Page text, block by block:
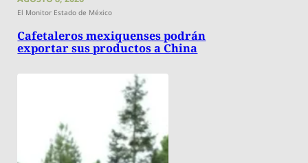
El Monitor Estado de México
Cafetaleros mexiquenses podrán
exportar sus productos a China